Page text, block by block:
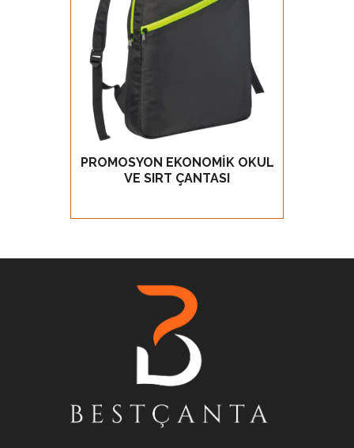
GÖZ AT
PROMOSYON EKONOMİK OKUL
VE SIRT ÇANTASI